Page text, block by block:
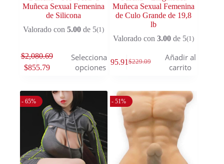
Muñeca Sexual Femenina
de Silicona
Valorado con5.00 de 5(1)
$2,080.69
$855.79
Seleccionar
opciones
Muñeca Sexual Femenina
de Culo Grande de 19,8
lb
Valorado con 3.00de 5(1)
$229.09
$195.91
Añadir al
carrito
- 65% - 51%